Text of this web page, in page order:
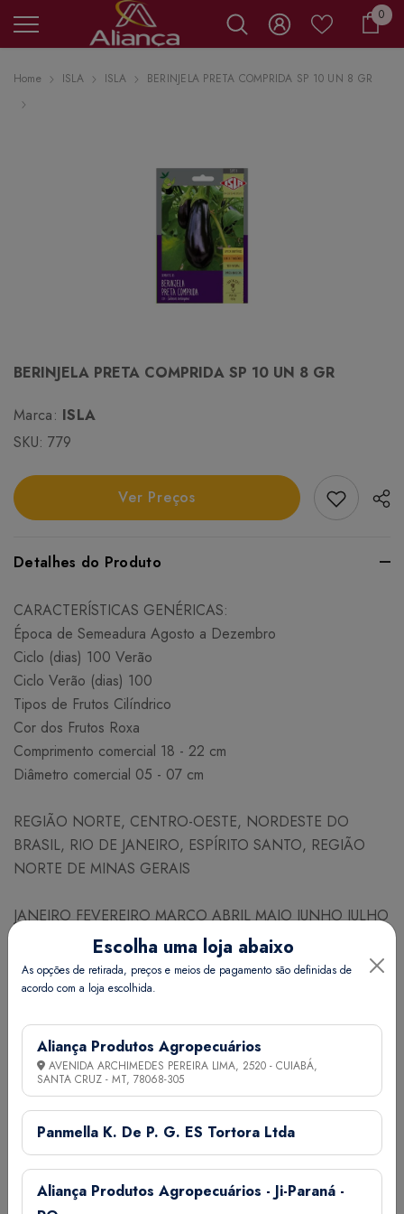
00
Home ISLA ISLA BERINJELA PRETA COMPRIDA SP 10 UN 8 GR
BERINJELA PRETA COMPRIDA SP 10 UN 8 GR
Marca: ISLA
SKU: 779
Ver Preços Add
Detalhes do Produto
CARACTERÍSTICAS GENÉRICAS:
Época de Semeadura Agosto a Dezembro
Ciclo (dias) 100 Verão
Ciclo Verão (dias) 100
Tipos de Frutos Cilíndrico
Cor dos Frutos Roxa
Comprimento comercial 18 - 22 cm
Diâmetro comercial 05 - 07 cm
REGIÃO NORTE, CENTRO-OESTE, NORDESTE DO
BRASIL, RIO DE JANEIRO, ESPÍRITO SANTO, REGIÃO
NORTE DE MINAS GERAIS
JANEIRO FEVEREIRO MARÇO ABRIL MAIO JUNHO JULHO
AGOSTO SETEMBRO OUTUBRO NOVEMBRO
DEZEMBRO
Espaçamento (cm) Linhas x Plantas 100 x 50
Nº de plantas / ha 20000
Nº aproximado de sementes / g 227
Necessidade (g/ha) 400
Quant. de adubo NPK (g) por co 30
Quant. esterco (g) por cova 150
Germinação (dias) 7 a 14
Escolha uma loja abaixo
As opções de retirada, preços e meios de pagamento são definidas de
acordo com a loja escolhida.
Aliança Produtos Agropecuários
AVENIDA ARCHIMEDES PEREIRA LIMA, 2520 - CUIABÁ,
SANTA CRUZ - MT, 78068-305
Panmella K. De P. G. ES Tortora Ltda
Aliança Produtos Agropecuários - Ji-Paraná -